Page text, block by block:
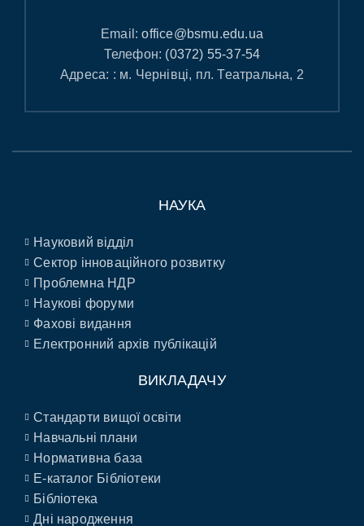
Email:office@bsmu.edu.ua
Телефон: (0372) 55-37-54
Адреса: : м. Чернівці, пл. Театральна, 2
НАУКА
Науковий відділ
Сектор інноваційного розвитку
Проблемна НДР
Наукові форуми
Фахові видання
Електронний архів публікацій
ВИКЛАДАЧУ
Стандарти вищої освіти
Навчальні плани
Нормативна база
E-каталог Бібліотеки
Бібліотека
Дні народження